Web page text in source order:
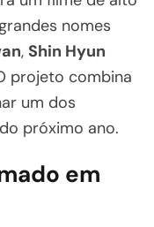
nomes
, Shin Hyun
projeto combina
um dos
próximo ano.
em